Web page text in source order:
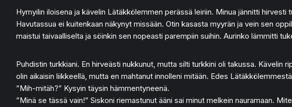
Hymyilin iloisena ja kävelin Lätäkkölemmen perässä leiriin. Minua jännitti
Havutassua ei kuitenkaan näkynyt missään. Otin kasasta myyrän ja vein sen
maistui taivaalliselta ja söinkin sen nopeasti parempiin suihin. Aurinko lämmitti
Puhdistin turkkiani. En hirveästi nukkunut, mutta silti turkkini oli takussa.
olin aikaisin liikkeellä, mutta en mahtanut innolleni mitään. Edes
”Mih-mitäh?” Kysyin täysin hämmentyneenä.
”Minä se tässä vain!” Siskoni riemastunut ääni sai minut melkein nauramaan.